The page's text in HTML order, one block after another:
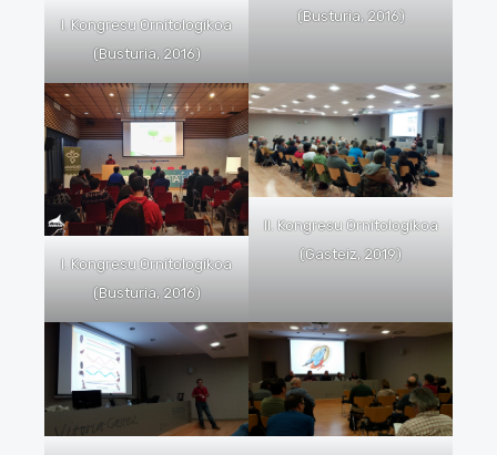
I. Kongresu Ornitologikoa
(Busturia, 2016)
(Busturia, 2016)
I. Kongresu Ornitologikoa
(Busturia, 2016)
II. Kongresu Ornitologikoa
(Gasteiz, 2019)